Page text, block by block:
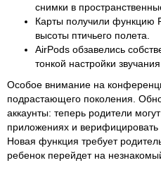
снимки в
Карты получили функцию
высоты птичьего полета.
AirPods обзавелись
тонкой настройки звучания.
Особое внимание на
подрастающего поколения.
аккаунты: теперь родители
приложениях и верифицировать
Новая функция требует
ребенок перейдет на